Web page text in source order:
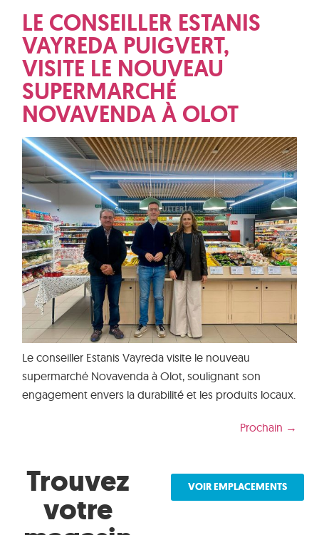
LE CONSEILLER ESTANIS
VAYREDA PUIGVERT,
VISITE LE NOUVEAU
SUPERMARCHÉ
NOVAVENDA À OLOT
Le conseiller Estanis Vayreda visite le nouveau
supermarché Novavenda à Olot, soulignant son
engagement envers la durabilité et les produits locaux.
Prochain →
Trouvez
votre
VOIR EMPLACEMENTS